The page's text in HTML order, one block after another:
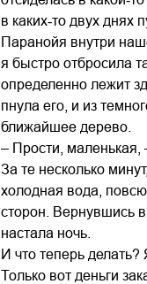
в каких‑то двух днях
Паранойя внутри
я быстро отбросила
определенно лежит
пнула его, и из
ближайшее дерево.
– Прости, маленькая,
За те несколько
холодная вода,
сторон. Вернувшись
настала ночь.
И что теперь
Только вот деньги